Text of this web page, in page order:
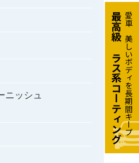
ニッシュ
愛車の美しいボディを長期間キープ
最高級ガラス系コーティング